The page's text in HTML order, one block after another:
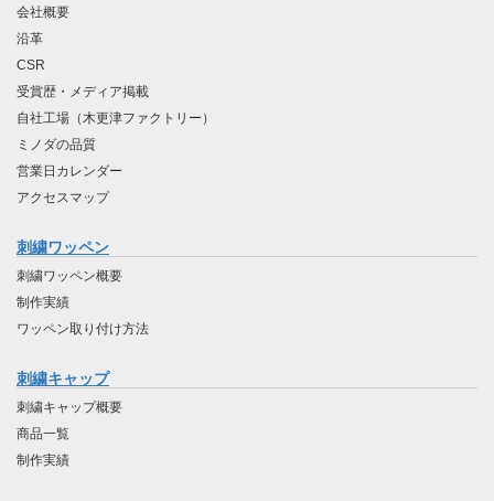
会社概要
沿革
CSR
受賞歴・メディア掲載
自社工場（木更津ファクトリー）
ミノダの品質
営業日カレンダー
アクセスマップ
刺繍ワッペン
刺繍ワッペン概要
制作実績
ワッペン取り付け方法
刺繍キャップ
刺繍キャップ概要
商品一覧
制作実績